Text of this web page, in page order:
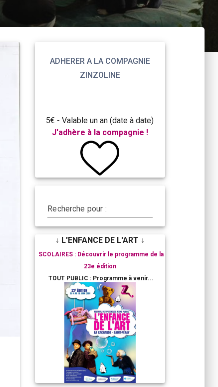
ADHERER A LA COMPAGNIE
ZINZOLINE
5€ - Valable un an (date à date)
J'adhère à la compagnie !
Recherche pour :
↓ L'ENFANCE DE L'ART ↓
SCOLAIRES : Découvrir le programme de la
23e édition
TOUT PUBLIC : Programme à venir...